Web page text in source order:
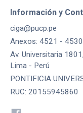
Información y
ciga@pucp.pe
Anexos: 4521 - 4530
Av. Universitaria
Lima - Perú
PONTIFICIA
RUC: 20155945860